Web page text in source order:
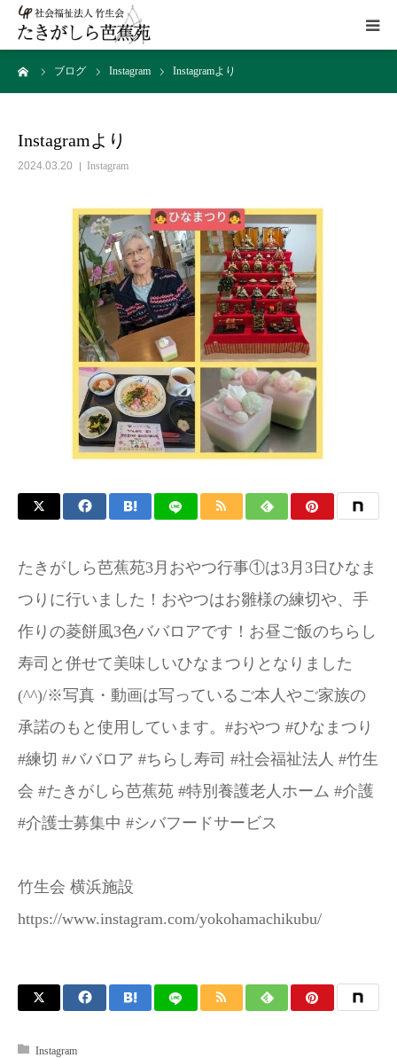
ブログ Instagram Instagramより
Instagramより
2024.03.20 Instagram
たきがしら芭蕉苑3月おやつ行事①は3月3日ひなま
つりに行いました！おやつはお雛様の練切や、手
作りの菱餅風3色ババロアです！お昼ご飯のちらし
寿司と併せて美味しいひなまつりとなりました
(^^)/※写真・動画は写っているご本人やご家族の
承諾のもと使用しています。#おやつ #ひなまつり
#練切 #ババロア #ちらし寿司 #社会福祉法人 #竹生
会 #たきがしら芭蕉苑 #特別養護老人ホーム #介護
#介護士募集中 #シバフードサービス
竹生会 横浜施設
https://www.instagram.com/yokohamachikubu/
Instagram
HOME
施設概要
こだわり
ギャラリー
アクセス
お問い合わせ